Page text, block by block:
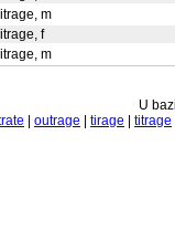
m
f
m
U
outrage tirage titrage